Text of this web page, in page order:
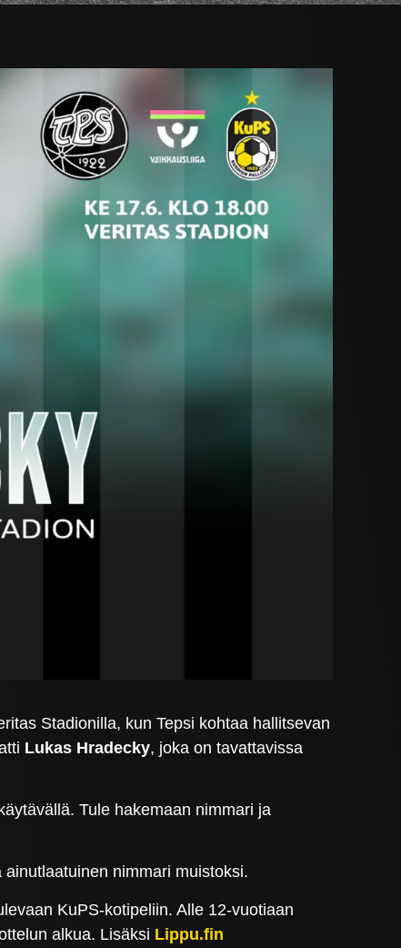
Stadionilla, kun Tepsi kohtaa hallitsevan
Lukas Hradecky, joka on tavattavissa
Tule hakemaan nimmari ja
nimmari muistoksi.
KuPS-kotipeliin. Alle 12-vuotiaan
alkua. Lisäksi Lippu.fin